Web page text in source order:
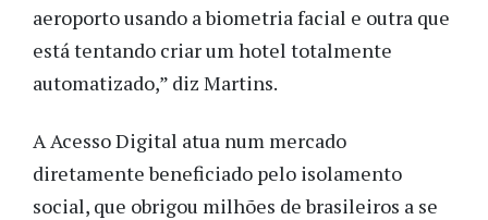
aeroporto usando a biometria facial e outra que
está tentando criar um hotel totalmente
automatizado,” diz Martins.
A Acesso Digital atua num mercado
diretamente beneficiado pelo isolamento
social, que obrigou milhões de brasileiros a se